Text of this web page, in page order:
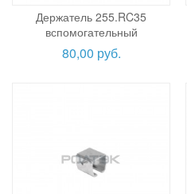
Держатель 255.RC35
вспомогательный
80,00 руб.